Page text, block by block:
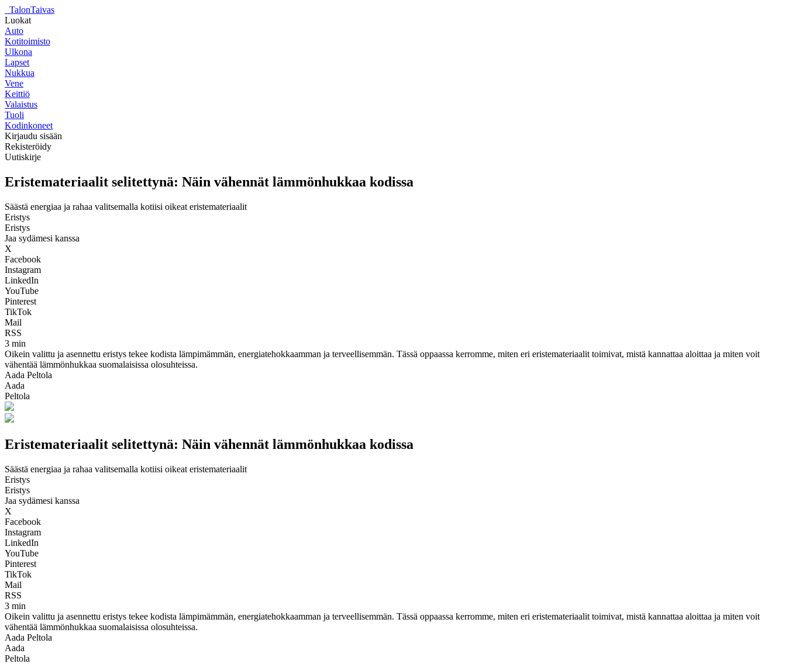
TalonTaivas
Luokat
Auto
Kotitoimisto
Ulkona
Lapset
Nukkua
Vene
Keittiö
Valaistus
Tuoli
Kodinkoneet
Kirjaudu sisään
Rekisteröidy
Uutiskirje
Eristemateriaalit selitettynä: Näin vähennät lämmönhukkaa kodissa
Säästä energiaa ja rahaa valitsemalla kotiisi oikeat eristemateriaalit
Eristys
Eristys
Jaa sydämesi kanssa
X
Facebook
Instagram
LinkedIn
YouTube
Pinterest
TikTok
Mail
RSS
3 min
Oikein valittu ja asennettu eristys tekee kodista lämpimämmän, energiatehokkaamman ja terveellisemmän. Tässä oppaassa kerromme, miten eri eristemateriaalit toimivat, mistä kannattaa aloittaa ja miten voit
vähentää lämmönhukkaa suomalaisissa olosuhteissa.
Aada Peltola
Aada
Peltola
Eristemateriaalit selitettynä: Näin vähennät lämmönhukkaa kodissa
Säästä energiaa ja rahaa valitsemalla kotiisi oikeat eristemateriaalit
Eristys
Eristys
Jaa sydämesi kanssa
X
Facebook
Instagram
LinkedIn
YouTube
Pinterest
TikTok
Mail
RSS
3 min
Oikein valittu ja asennettu eristys tekee kodista lämpimämmän, energiatehokkaamman ja terveellisemmän. Tässä oppaassa kerromme, miten eri eristemateriaalit toimivat, mistä kannattaa aloittaa ja miten voit
vähentää lämmönhukkaa suomalaisissa olosuhteissa.
Aada Peltola
Aada
Peltola